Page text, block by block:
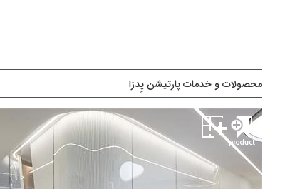
محصولات و خدمات پارتیشن پِدزا